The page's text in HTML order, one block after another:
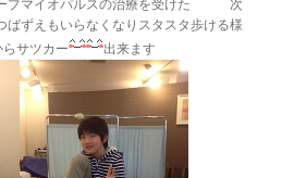
ープマイオパルスの治療を受けた 次
ばずえもいらなくなりスタスタ歩ける様
らサツカー 出来ます